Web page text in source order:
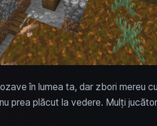
în lumea ta, dar zbori mereu
prea plăcut la vedere. Mulți